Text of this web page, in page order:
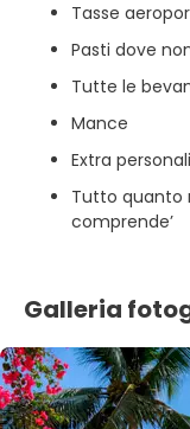
Tasse
Pasti dove
Tutte le
Mance
Extra personali
Tutto quanto
comprende’
Galleria